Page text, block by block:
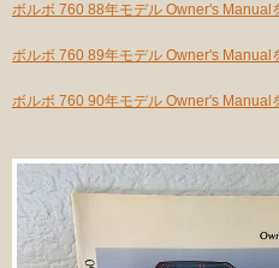
ボルボ 760 88年モデル Owner's Manual
ボルボ 760 89年モデル Owner's Manual
ボルボ 760 90年モデル Owner's Manual